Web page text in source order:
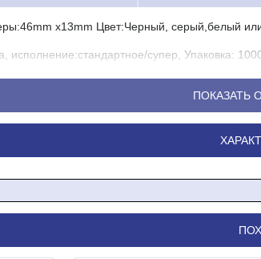
х13mm Цвет:Черный, серый,белый или
исполнение:стандартное/супер, Упаковка:
датчик, применяется для защиты
ПОКАЗАТЬ